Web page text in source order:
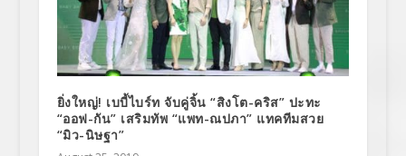
ยิ่งใหญ่! เบบี้ไบร์ท จับคู่จิ้น “สิงโต-คริส” ปะทะ
“ออฟ-กัน” เสริมทัพ “แพท-ณปภา” แทคทีมสวย
“มิว-นิษฐา”